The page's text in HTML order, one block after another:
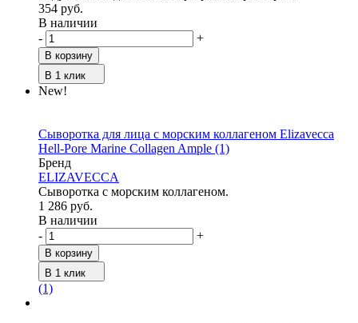
354 руб.
В наличии
-
+
В корзину
В 1 клик
New!
Сыворотка для лица c морским коллагеном Elizavecca
Hell-Pore Marine Collagen Ample (1)
Бренд
ELIZAVECCA
Сыворотка с морским коллагеном.
1 286 руб.
В наличии
-
+
В корзину
В 1 клик
(1)